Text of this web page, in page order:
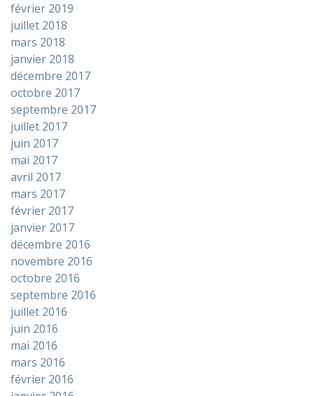
février 2019
juillet 2018
mars 2018
janvier 2018
décembre 2017
octobre 2017
septembre 2017
juillet 2017
juin 2017
mai 2017
avril 2017
mars 2017
février 2017
janvier 2017
décembre 2016
novembre 2016
octobre 2016
septembre 2016
juillet 2016
juin 2016
mai 2016
mars 2016
février 2016